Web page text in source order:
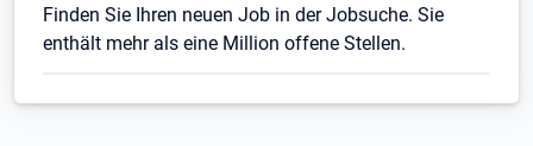
Finden Sie Ihren neuen Job in der Jobsuche. Sie
enthält mehr als eine Million offene Stellen.